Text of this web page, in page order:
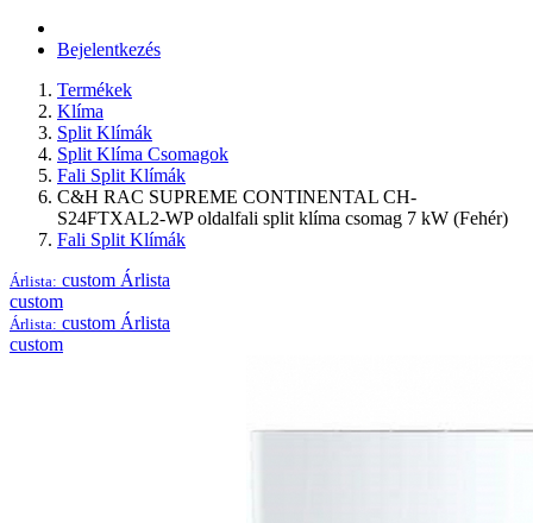
Bejelentkezés
Termékek
Klíma
Split Klímák
Split Klíma Csomagok
Fali Split Klímák
C&H RAC SUPREME CONTINENTAL CH-
S24FTXAL2-WP oldalfali split klíma csomag 7 kW (Fehér)
Fali Split Klímák
Árlista: custom Árlista
custom
Árlista: custom Árlista
custom